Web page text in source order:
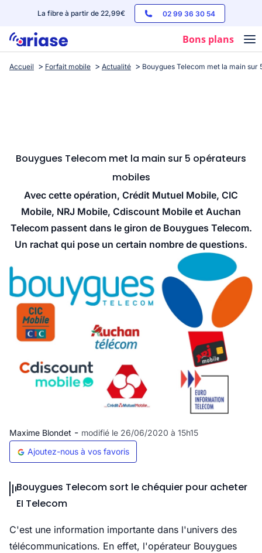
La fibre à partir de 22,99€ 02 99 36 30 54
Bons plans
Box internet
Accueil Forfait mobile Actualité Bouygues Telecom met la main sur
Bouygues Telecom met la main sur 5 opérateurs
mobiles
Avec cette opération, Crédit Mutuel Mobile, CIC
Mobile, NRJ Mobile, Cdiscount Mobile et Auchan
Telecom passent dans le giron de Bouygues Telecom.
Un rachat qui pose un certain nombre de questions.
Maxime Blondet - modifié le 26/06/2020 à 15h15
Ajoutez-nous à vos favoris
Bouygues Telecom sort le chéquier pour acheter
EI Telecom
C'est une information importante dans l'univers des
télécommunications. En effet, l'opérateur Bouygues